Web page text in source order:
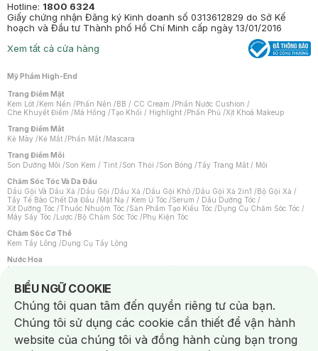
Hotline: 1800 6324
Giấy chứng nhận Đăng ký Kinh doanh số 0313612829 do Sở Kế
hoạch và Đầu tư Thành phố Hồ Chí Minh cấp ngày 13/01/2016
Xem tất cả cửa hàng
Mỹ Phẩm High-End
Trang Điểm Mặt
Kem Lót /Kem Nền /Phấn Nền /BB / CC Cream /Phấn Nước Cushion /
Che Khuyết Điểm /Má Hồng /Tạo Khối / Highlight /Phấn Phủ /Xịt Khoá Makeup
Trang Điểm Mắt
Kẻ Mày /Kẻ Mắt /Phấn Mắt /Mascara
Trang Điểm Môi
Son Dưỡng Môi /Son Kem / Tint /Son Thỏi /Son Bóng /Tẩy Trang Mắt / Môi
Chăm Sóc Tóc Và Da Đầu
Dầu Gội Và Dầu Xả /Dầu Gội /Dầu Xả /Dầu Gội Khô /Dầu Gội Xả 2in1 /Bộ Gội Xả /
Tẩy Tế Bào Chết Da Đầu /Mặt Nạ / Kem Ủ Tóc /Serum / Dầu Dưỡng Tóc /
Xịt Dưỡng Tóc /Thuốc Nhuộm Tóc /Sản Phẩm Tạo Kiểu Tóc /Dụng Cụ Chăm Sóc Tóc /
Máy Sấy Tóc /Lược /Bộ Chăm Sóc Tóc /Phụ Kiện Tóc
Chăm Sóc Cơ Thể
Kem Tẩy Lông /Dụng Cụ Tẩy Lông
Nước Hoa
Nước Hoa Nữ
Chăm Sóc Cá Nhân
Chống Muỗi /Khẩu Trang /Máy Massage/Mặt Nạ Xông Hơi /Nước Rửa Tay/
Sản Phẩm Chăm Sóc Khác /Bàn Chải Đánh Răng /Bàn Chải Điện/
Hỗ Trợ Trắng Răng/Kem Đánh Răng /Máy Tăm Nước/ Nước Súc Miệng/
Tăm / Chỉ Nha Khoa/ Xịt Thơm Miệng / Dung Dịch Vệ Sinh/Dưỡng Vùng Kín/
Khăn Ướt Vệ Sinh Vùng Kín/Băng Vệ Sinh/Tampon/Bọt Cạo Râu /Dao Cạo Râu/
Máy Cạo Râu
BIỂU NGỮ COOKIE
Notice about cookies usage
Chúng tôi quan tâm đến quyền riêng tư của bạn.
Chúng tôi sử dụng các cookie cần thiết để vận hành
website của chúng tôi và đồng hành cùng bạn trong